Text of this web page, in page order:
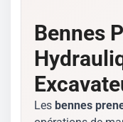
Bennes
Les bennes